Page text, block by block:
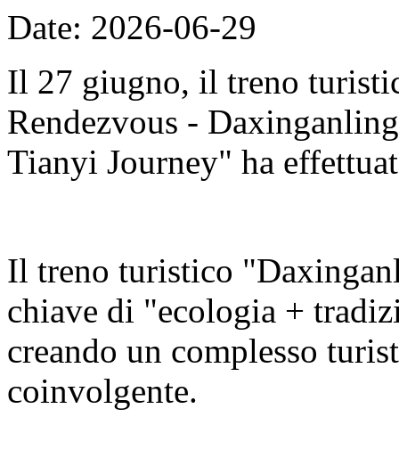
Date: 2026-06-29
Il 27 giugno, il treno
Rendezvous -
Tianyi Journey" ha
Il treno turistico
chiave di "ecologia +
creando un complesso
coinvolgente.